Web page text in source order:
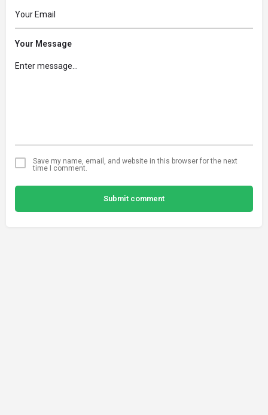
Your Message
Save my name, email, and website in this browser for the next
time I comment.
Submit comment